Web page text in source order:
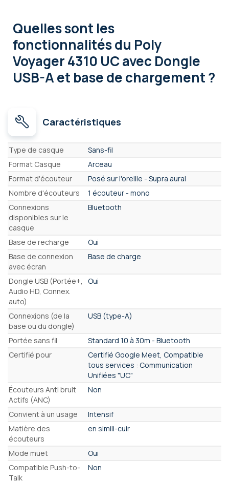
Quelles sont les
fonctionnalitésdu Poly
Voyager 4310 UC avec Dongle
USB-A et base de chargement ?
Caractéristiques
Caractéristiques
Type de casque
Sans-fil
Format Casque
Arceau
Format d'écouteur
Posé sur l'oreille - Supra aural
Nombre d'écouteurs
1 écouteur - mono
Connexions
disponibles sur le
casque
Bluetooth
Base de recharge
Oui
Base de connexion
avec écran
Base de charge
Dongle USB (Portée+,
Audio HD, Connex.
auto)
Oui
Connexions (de la
base ou du dongle)
USB (type-A)
Portée sans fil
Standard 10 à 30m - Bluetooth
Certifié pour
Certifié Google Meet, Compatible
tous services : Communication
Unifiées "UC"
Écouteurs Anti bruit
Actifs (ANC)
Non
Convient à un usage
Intensif
Matière des
écouteurs
en simili-cuir
Mode muet
Oui
Compatible Push-to-
Talk
Non